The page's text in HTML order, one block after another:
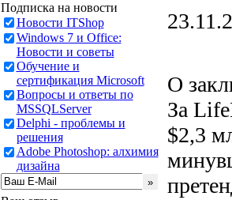
Подписка на новости
Новости ITShop
Windows 7 и Office:
Новости и советы
Обучение и
сертификация Microsoft
Вопросы и ответы по
MSSQLServer
Delphi - проблемы и
решения
Adobe Photoshop: алхимия
дизайна
О
За
$2,3